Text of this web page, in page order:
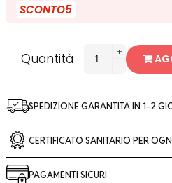
SCONTO5
Quantità
+
-
SPEDIZIONE GARANTITA IN 1-2
CERTIFICATO SANITARIO PER
PAGAMENTI SICURI